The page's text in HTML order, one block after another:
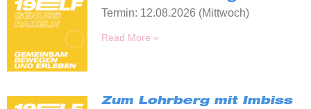
Termin: 12.08.2026 (Mittwoch)
Read More »
Zum Lohrberg mit Imbiss